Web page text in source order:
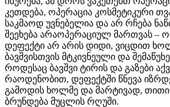
კეთდება, ოპერაცია კოსმეტიკური
საკმაოდ უვნებელია და არ რჩება
შეეხება არაოპერაციულ მართვას –
დეფექტი არ არის დიდი, ვიცდით
ბავშვისთვის მტკივნეული და
როდესაც ბავშვი ტირის და გაზები
რაოდენობით, დეფექტში წნევა
გამოდის ხოლმე და მარტივად,
ბრუნდება მუცლის რღუში.